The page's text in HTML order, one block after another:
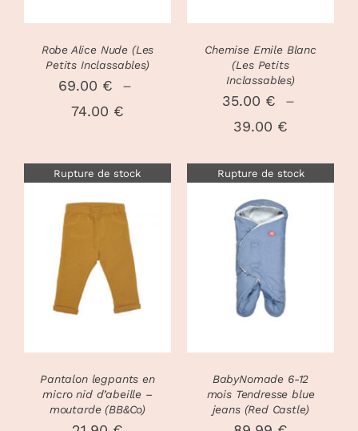
PEUVENT
ÊTRE
LA
PRODUIT
Robe Alice Nude (Les
Petits Inclassables)
69.00 €
–
74.00 €Plage
prix :
69.00 €
à
74.00 €
PEUVENT
ÊTRE
CHOISIES
SUR
PAGE
PRODUIT
Chemise Emile Blanc
(Les Petits
Inclassables)
35.00 €
–
39.00 €
prix :
Rupture de stock
DÉTAILS
Pantalon legpants en
micro nid d’abeille –
moutarde (BB&Co)
Rupture de stock
DÉTAILS
BabyNomade 6-12
mois Tendresse blue
jeans (Red Castle)